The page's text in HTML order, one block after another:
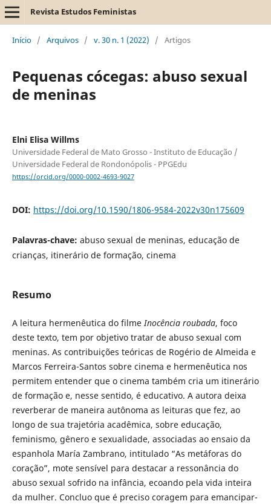
Revista Estudos Feministas
Início / Arquivos / v. 30 n. 1 (2022) / Artigos
Pequenas cócegas: abuso sexual
de meninas
Elni Elisa Willms
Universidade Federal de Mato Grosso - Instituto de Educação /
Universidade Federal de Rondonópolis - PPGEdu
https://orcid.org/0000-0002-4693-9027
DOI: https://doi.org/10.1590/1806-9584-2022v30n175609
Palavras-chave: abuso sexual de meninas, educação de
crianças, itinerário de formação, cinema
Resumo
A leitura hermenêutica do filmeInocência roubada, foco
deste texto, tem por objetivo tratar de abuso sexual com
meninas. As contribuições teóricas de Rogério de Almeida e
Marcos Ferreira-Santos sobre cinema e hermenêutica nos
permitem entender que o cinema também cria um itinerário
de formação e, nesse sentido, é educativo. A autora deixa
reverberar de maneira autônoma as leituras que fez, ao
longo de sua trajetória acadêmica, sobre educação,
feminismo, gênero e sexualidade, associadas ao ensaio da
espanhola María Zambrano, intitulado “As metáforas do
coração”, mote sensível para destacar a ressonância do
abuso sexual sofrido na infância, ecoando pela vida inteira
da mulher. Concluo que é preciso coragem para emancipar-